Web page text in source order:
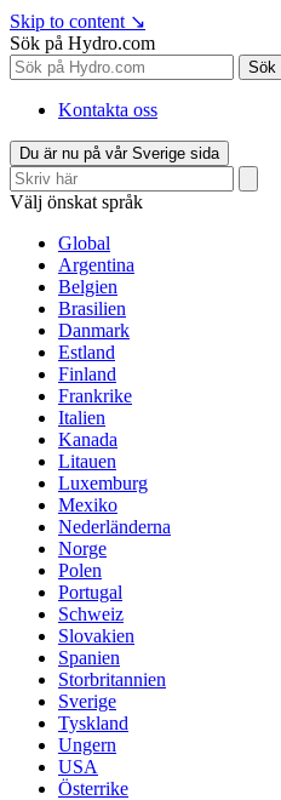
Skip to content ↘
Sök på Hydro.com
Sök
Kontakta oss
Du är nu på vår Sverige sida
Välj önskat språk
Global
Argentina
Belgien
Brasilien
Danmark
Estland
Finland
Frankrike
Italien
Kanada
Litauen
Luxemburg
Mexiko
Nederländerna
Norge
Polen
Portugal
Schweiz
Slovakien
Spanien
Storbritannien
Sverige
Tyskland
Ungern
USA
Österrike